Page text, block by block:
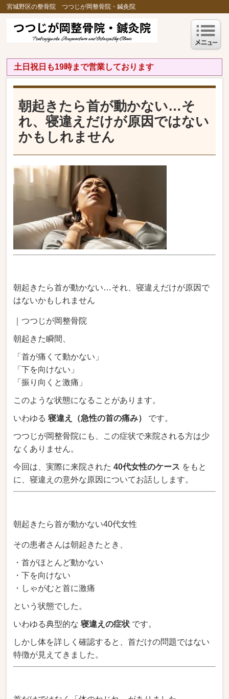
宮城野区の整骨院 つつじが岡整骨院・鍼灸院
土日祝日も19時まで営業しております
朝起きたら首が動かない…そ
れ、寝違えだけが原因ではない
かもしれません
朝起きたら首が動かない…それ、寝違えだけが原因で
はないかもしれません
｜つつじが岡整骨院
朝起きた瞬間、
「首が痛くて動かない」
「下を向けない」
「振り向くと激痛」
このような状態になることがあります。
いわゆる寝違え（急性の首の痛み） です。
つつじが岡整骨院にも、この症状で来院される方は少
なくありません。
今回は、実際に来院された40代女性のケース をもと
に、寝違えの意外な原因についてお話しします。
朝起きたら首が動かない40代女性
その患者さんは朝起きたとき、
・首がほとんど動かない
・下を向けない
・しゃがむと首に激痛
という状態でした。
いわゆる典型的な寝違えの症状 です。
しかし体を詳しく確認すると、首だけの問題ではない
特徴が見えてきました。